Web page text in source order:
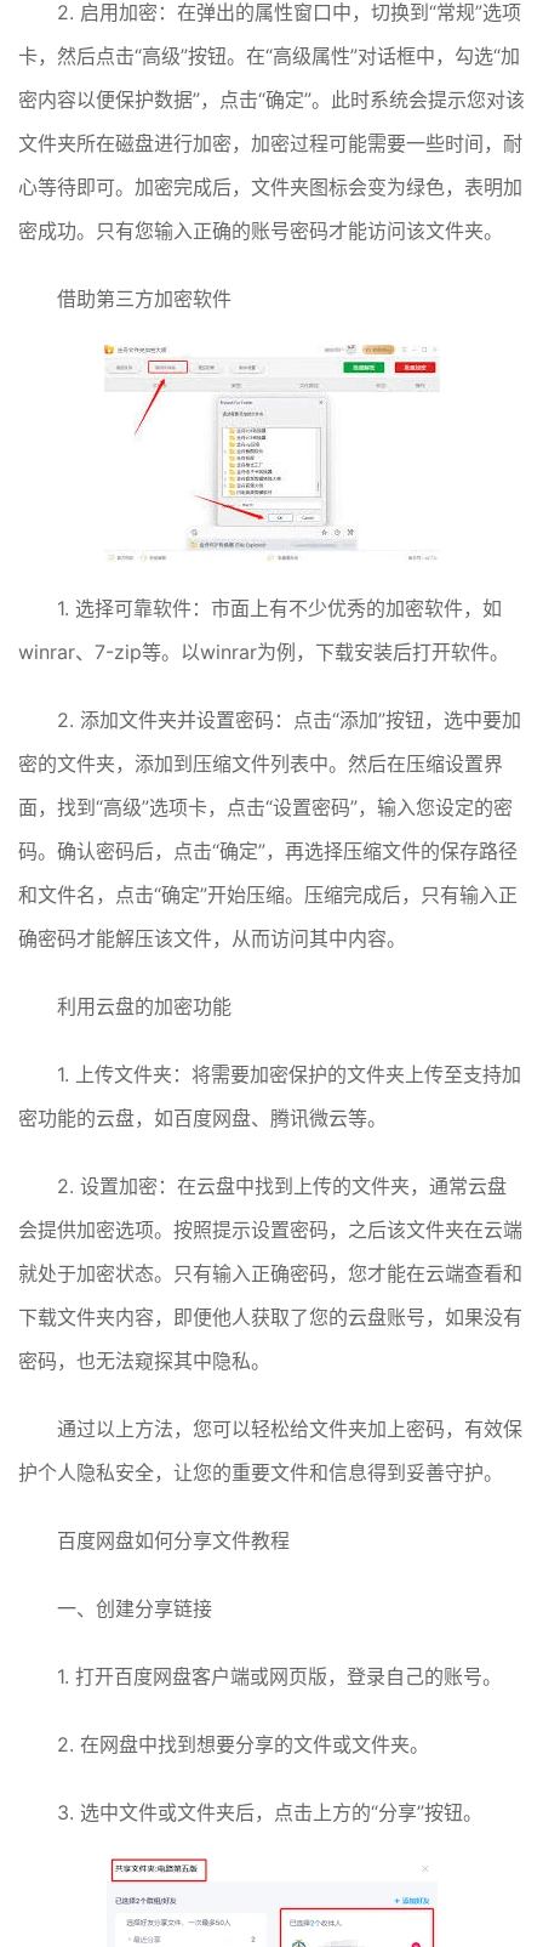
2. 启用加密：在弹出的属性窗口中，切换到“常规”选项
卡，然后点击“高级”按钮。在“高级属性”对话框中，勾选“加
密内容以便保护数据”，点击“确定”。此时系统会提示您对该
文件夹所在磁盘进行加密，加密过程可能需要一些时间，耐
心等待即可。加密完成后，文件夹图标会变为绿色，表明加
密成功。只有您输入正确的账号密码才能访问该文件夹。
借助第三方加密软件
1. 选择可靠软件：市面上有不少优秀的加密软件，如
winrar、7-zip等。以winrar为例，下载安装后打开软件。
2. 添加文件夹并设置密码：点击“添加”按钮，选中要加
密的文件夹，添加到压缩文件列表中。然后在压缩设置界
面，找到“高级”选项卡，点击“设置密码”，输入您设定的密
码。确认密码后，点击“确定”，再选择压缩文件的保存路径
和文件名，点击“确定”开始压缩。压缩完成后，只有输入正
确密码才能解压该文件，从而访问其中内容。
利用云盘的加密功能
1. 上传文件夹：将需要加密保护的文件夹上传至支持加
密功能的云盘，如百度网盘、腾讯微云等。
2. 设置加密：在云盘中找到上传的文件夹，通常云盘
会提供加密选项。按照提示设置密码，之后该文件夹在云端
就处于加密状态。只有输入正确密码，您才能在云端查看和
下载文件夹内容，即便他人获取了您的云盘账号，如果没有
密码，也无法窥探其中隐私。
通过以上方法，您可以轻松给文件夹加上密码，有效保
护个人隐私安全，让您的重要文件和信息得到妥善守护。
百度网盘如何分享文件教程
一、创建分享链接
1. 打开百度网盘客户端或网页版，登录自己的账号。
2. 在网盘中找到想要分享的文件或文件夹。
3. 选中文件或文件夹后，点击上方的“分享”按钮。